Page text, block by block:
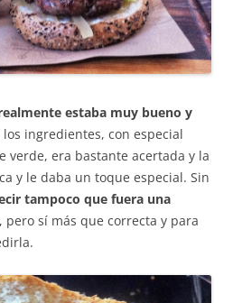
estaba muy bueno y
los ingredientes, con especial
verde, era bastante acertada y la
y le daba un toque especial. Sin
tampoco que fuera una
, pero sí más que correcta y para